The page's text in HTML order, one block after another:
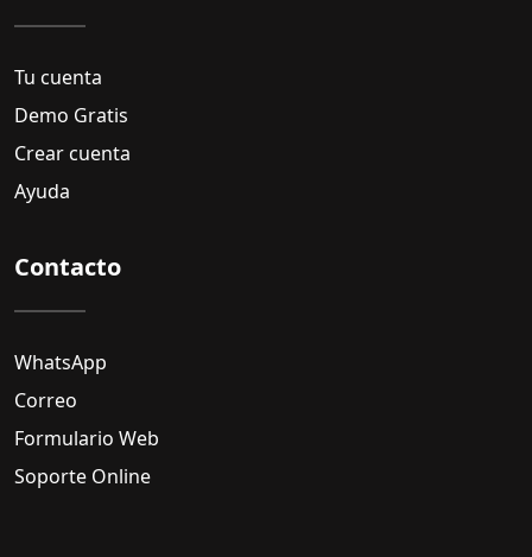
Tu cuenta
Demo Gratis
Crear cuenta
Ayuda
Contacto
WhatsApp
Correo
Formulario Web
Soporte Online